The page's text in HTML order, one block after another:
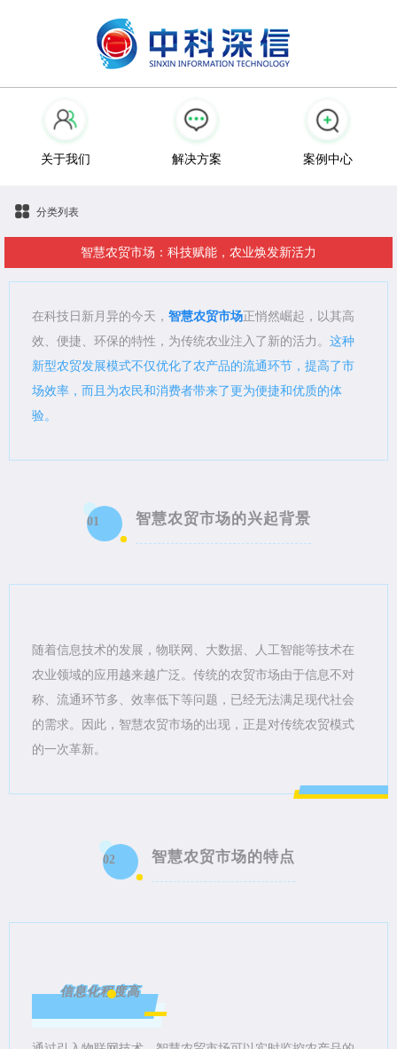
关于我们 解决方案 案例中心
分类列表
智慧农贸市场：科技赋能，农业焕发新活力
在科技日新月异的今天， 智慧农贸市场正悄然崛起，以其高
效、便捷、环保的特性，为传统农业注入了新的活力。 这种
新型农贸发展模式不仅优化了农产品的流通环节，提高了市
场效率，而且为农民和消费者带来了更为便捷和优质的体
验。
01 智慧农贸市场的兴起背景
随着信息技术的发展，物联网、大数据、人工智能等技术在
农业领域的应用越来越广泛。传统的农贸市场由于信息不对
称、流通环节多、效率低下等问题，已经无法满足现代社会
的需求。因此，智慧农贸市场的出现，正是对传统农贸模式
的一次革新。
02 智慧农贸市场的特点
信息化程度高